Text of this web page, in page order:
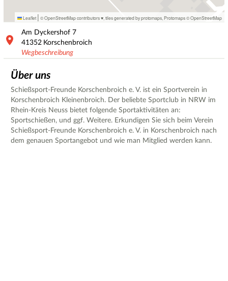
Leaflet | © OpenStreetMap contributors ♥, tiles generated by protomaps Protomaps©OpenStreetMap
Am Dyckershof 7
41352 Korschenbroich
Wegbeschreibung
Über uns
Schießsport-Freunde Korschenbroich e. V. ist ein Sportverein in
Korschenbroich Kleinenbroich. Der beliebte Sportclub in NRW im
Rhein-Kreis Neuss bietet folgende Sportaktivitäten an:
Sportschießen, und ggf. Weitere. Erkundigen Sie sich beim Verein
Schießsport-Freunde Korschenbroich e. V. in Korschenbroich nach
dem genauen Sportangebot und wie man Mitglied werden kann.